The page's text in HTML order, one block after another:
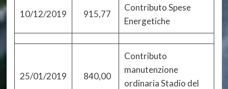
10/12/2019 915,77
Contributo Spese
Energetiche
25/01/2019 840,00
Contributo
manutenzione
ordinaria Stadio del